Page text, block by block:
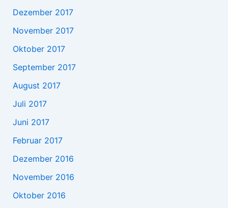
Dezember 2017
November 2017
Oktober 2017
September 2017
August 2017
Juli 2017
Juni 2017
Februar 2017
Dezember 2016
November 2016
Oktober 2016